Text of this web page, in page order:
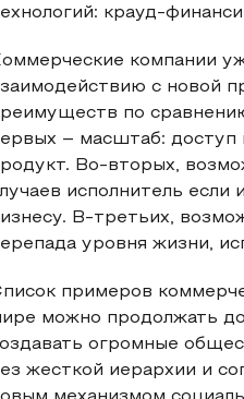
крауд-
компании
с новой
по
– масштаб: доступ
Во-вторых,
исполнитель
В-третьих,
уровня жизни,
примеров
можно продолжать
огромные
жесткой иерархии и